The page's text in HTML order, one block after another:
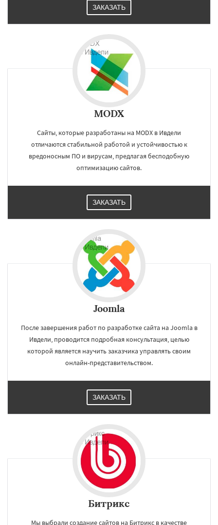
ЗАКАЗАТЬ
MODX
Сайты, которые разработаны на MODX в Ивдели
отличаются стабильной работой и устойчивостью к
вредоносным ПО и вирусам, предлагая бесподобную
оптимизацию сайтов.
ЗАКАЗАТЬ
Joomla
После завершения работ по разработке сайта на Joomla в
Ивдели, проводится подробная консультация, целью
которой является научить заказчика управлять своим
онлайн-представительством.
ЗАКАЗАТЬ
Битрикс
Мы выбрали создание сайтов на Битрикс в качестве